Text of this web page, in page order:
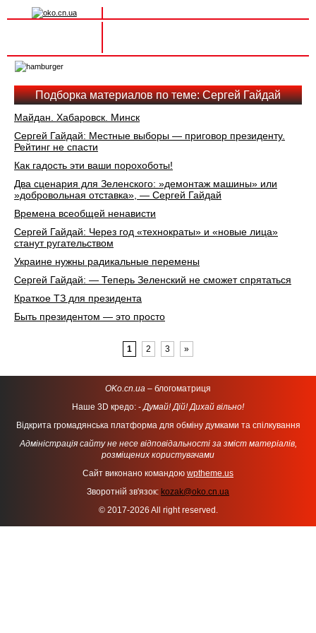
navigation
Подборка материалов по теме: Сергей Гайдай
Майдан. Хабаровск. Минск
Сергей Гайдай: Местные выборы — приговор президенту.
Рейтинг не спасти
Как гадость эти ваши порохоботы!
Два сценария для Зеленского: »демонтаж машины» или
»добровольная отставка», — Сергей Гайдай
Времена всеобщей ненависти
Сергей Гайдай: Через год «технократы» и «новые лица»
станут ругательством
Украине нужны радикальные перемены
Сергей Гайдай: — Теперь Зеленский не сможет спрятаться
Краткое ТЗ для президента
Быть президентом — это просто
1 2 3 »
OKo.cn.ua – блогоматриця
Наше 3D кредо: -Думай! Дій! Дихай вільно!
Відкрита громадянська платформа для обміну думками та спілкування
Адміністрація сайту не несе відповідальності за зміст матеріалів,
розміщених користувачами
Сайт виконано командою wptheme.us
Зворотній зв'язок: kozak@oko.cn.ua
© 2017-2026 All right reserved.